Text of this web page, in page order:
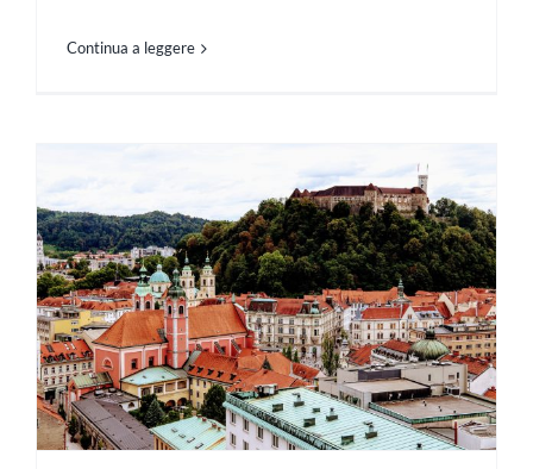
Continua a leggere